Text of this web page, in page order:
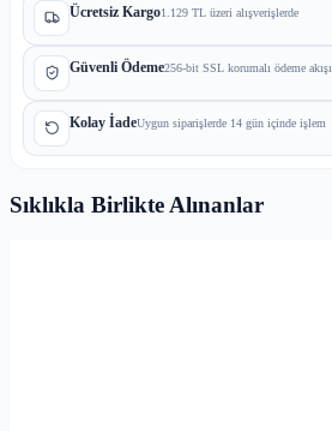
Ücretsiz Kargo1.129 TL üzeri alışverişlerde
Güvenli Ödeme256-bit SSL korumalı ödeme akışı
Kolay İadeUygun siparişlerde 14 gün içinde işlem
Sıklıkla Birlikte Alınanlar